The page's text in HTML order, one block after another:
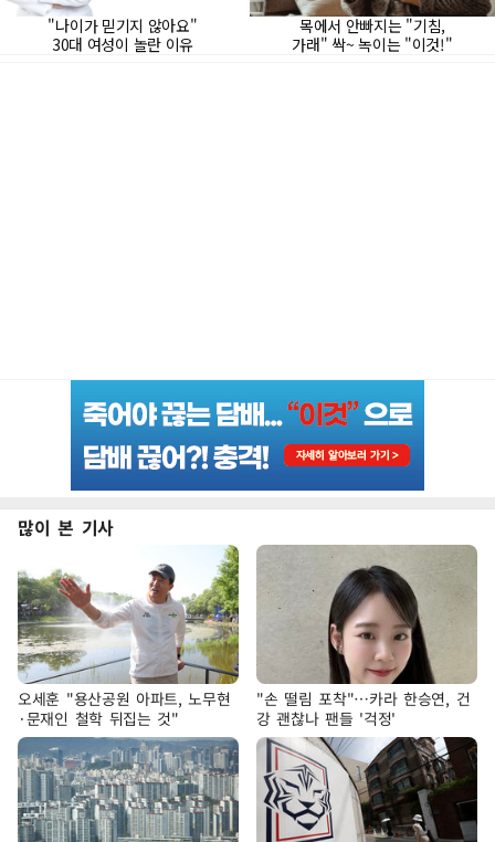
많이 본 기사
오세훈 "용산공원 아파트, 노무현
·문재인 철학 뒤집는 것"
"손 떨림 포착"…카라 한승연, 건
강 괜찮나 팬들 '걱정'